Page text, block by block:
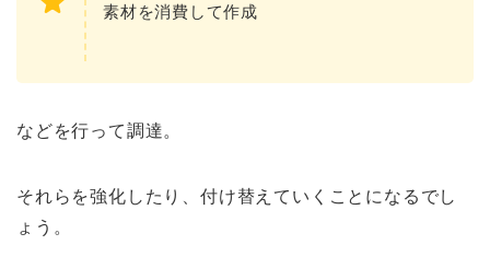
素材を消費して作成
などを行って調達。
それらを強化したり、付け替えていくことになるでし
ょう。